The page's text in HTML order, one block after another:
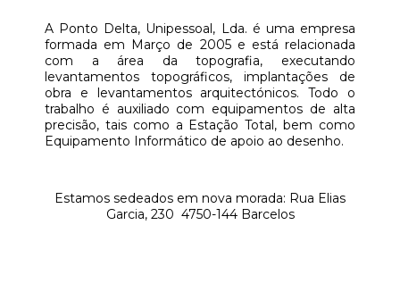
A Ponto Delta, Unipessoal, Lda. é uma empresa
formada em Março de 2005 e está relacionada
com a área da topografia, executando
levantamentos topográficos, implantações de
obra e levantamentos arquitectónicos. Todo o
trabalho é auxiliado com equipamentos de alta
precisão, tais como a Estação Total, bem como
Equipamento Informático de apoio ao desenho.
Estamos sedeados em nova morada: Rua Elias
Garcia, 230 4750-144 Barcelos